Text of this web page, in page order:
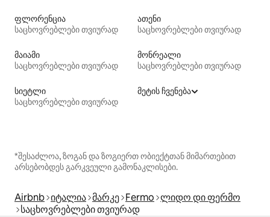
ფლორენცია
საცხოვრებლები თვიურად
ათენი
საცხოვრებლები თვიურად
მაიამი
საცხოვრებლები თვიურად
მონრეალი
საცხოვრებლები თვიურად
სიეტლი
საცხოვრებლები თვიურად
მეტის ჩვენება
*შესაძლოა, ზოგან და ზოგიერთ ობიექტთან მიმართებით
არსებობდეს გარკვეული გამონაკლისები.
Airbnb იტალია მარკე Fermo ლიდო დი ფერმო
საცხოვრებლები თვიურად